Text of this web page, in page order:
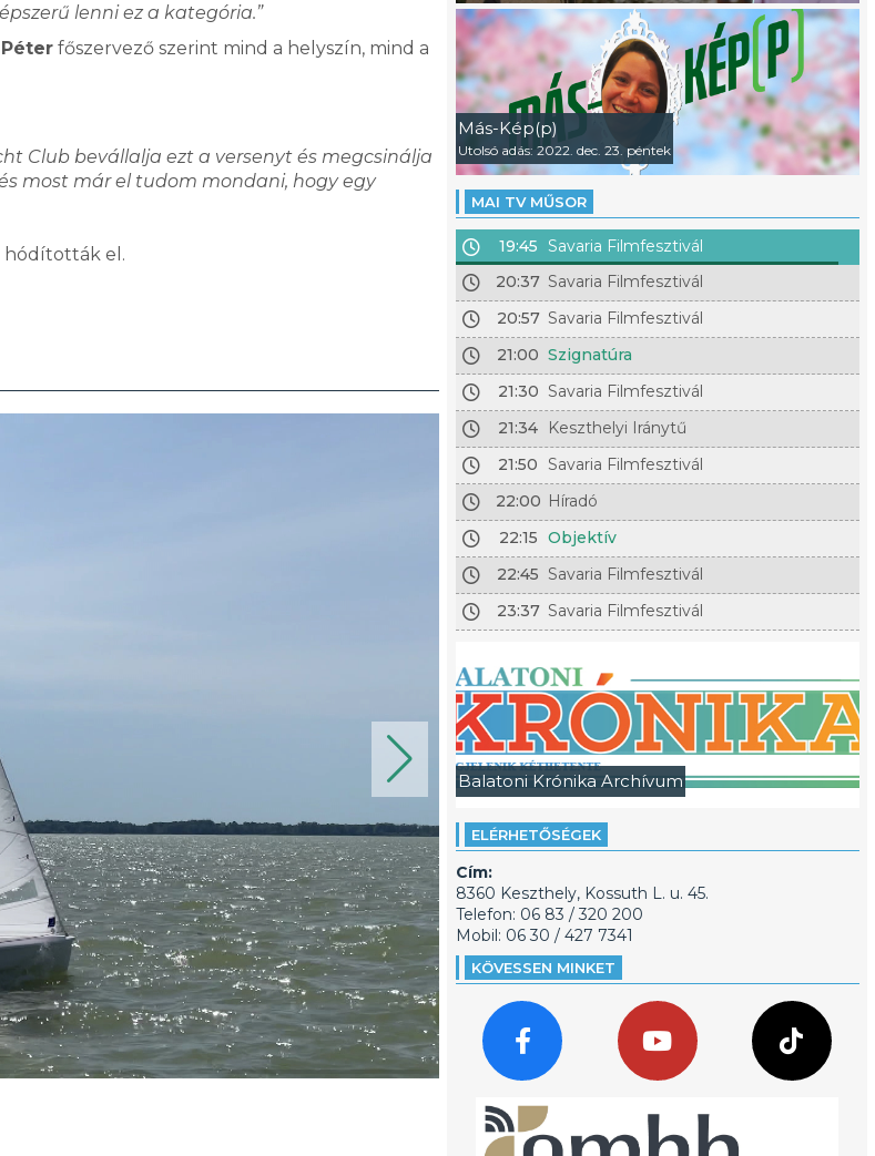
lenni ez a kategória.”
főszervező szerint mind a helyszín, mind a
Club bevállalja ezt a versenyt és megcsinálja
most már el tudom mondani, hogy egy
hódították el.
Más-Kép(p)
Utolsó adás: 2022. dec. 23. péntek
MAI TV MŰSOR
19:45 Savaria Filmfesztivál
20:37 Savaria Filmfesztivál
20:57 Savaria Filmfesztivál
21:00 Szignatúra
21:30 Savaria Filmfesztivál
21:34
Keszthelyi Iránytű
21:50 Savaria Filmfesztivál
22:00 Híradó
22:15 Objektív
22:45 Savaria Filmfesztivál
23:37 Savaria Filmfesztivál
Balatoni Krónika Archívum
ELÉRHETŐSÉGEK
Cím:
8360 Keszthely, Kossuth L. u. 45.
Telefon: 06 83 / 320 200
Mobil: 06 30 / 427 7341
KÖVESSEN MINKET